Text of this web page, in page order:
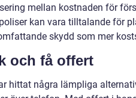
mellan kostnaden för
kan vara tilltalande för
skydd som mer
och få offert
hittat några lämpliga